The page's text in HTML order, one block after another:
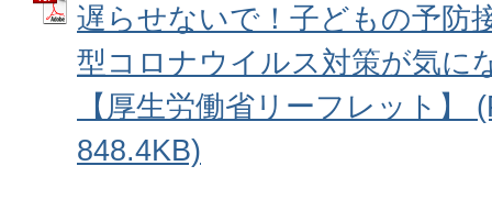
遅らせないで！子どもの予防
型コロナウイルス対策が気に
【厚生労働省リーフレット】
848.4KB)